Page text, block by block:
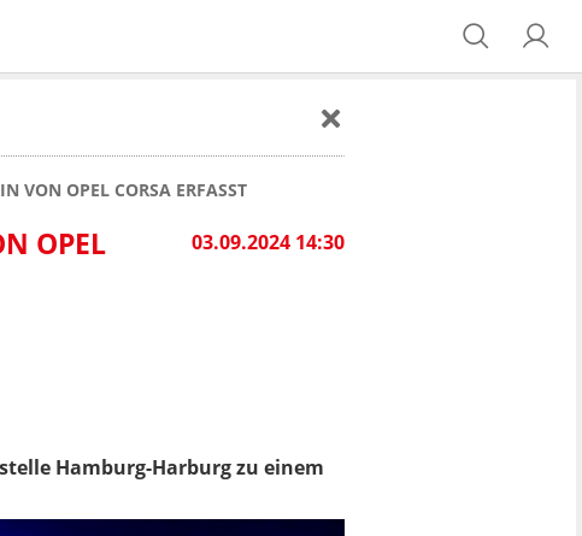
VON OPEL CORSA ERFASST
03.09.2024 14:30
OPEL C
Hamburg-Harburg zu einem